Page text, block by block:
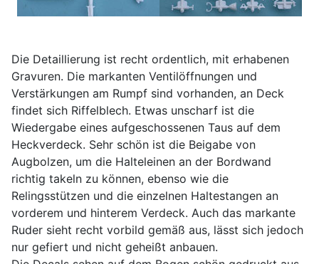
Die Detaillierung ist recht ordentlich, mit erhabenen
Gravuren. Die markanten Ventilöffnungen und
Verstärkungen am Rumpf sind vorhanden, an Deck
findet sich Riffelblech. Etwas unscharf ist die
Wiedergabe eines aufgeschossenen Taus auf dem
Heckverdeck. Sehr schön ist die Beigabe von
Augbolzen, um die Halteleinen an der Bordwand
richtig takeln zu können, ebenso wie die
Relingsstützen und die einzelnen Haltestangen an
vorderem und hinterem Verdeck. Auch das markante
Ruder sieht recht vorbild gemäß aus, lässt sich jedoch
nur gefiert und nicht geheißt anbauen.